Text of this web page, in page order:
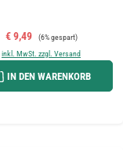
Verkaufspreis:
€ 9,49 Regulärer Preis:
(6% gespart)
inkl. MwSt. zzgl. Versand
IN DEN WARENKORB